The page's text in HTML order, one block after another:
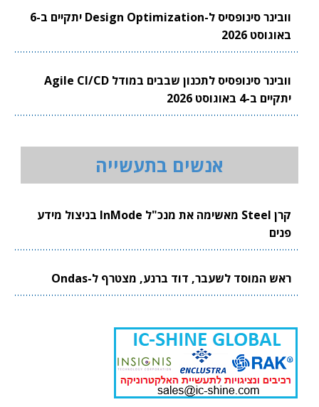
וובינר סינופסיס ל-Design Optimization יתקיים ב-6
באוגוסט 2026
וובינר סינופסיס לתכנון שבבים במודל Agile CI/CD
יתקיים ב-4 באוגוסט 2026
אנשים בתעשייה
קרן Steel מאשימה את מנכ"ל InMode בניצול מידע
פנים
ראש המוסד לשעבר, דוד ברנע, מצטרף ל-Ondas